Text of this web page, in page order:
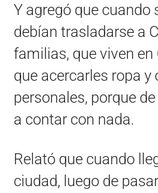
Y agregó que cuando
debían trasladarse a
familias, que viven en
que acercarles ropa
personales, porque
a contar con nada.
Relató que cuando
ciudad, luego de